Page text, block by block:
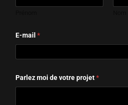
l
P
l
z
E-mail*
Parlez moi de votre projet*